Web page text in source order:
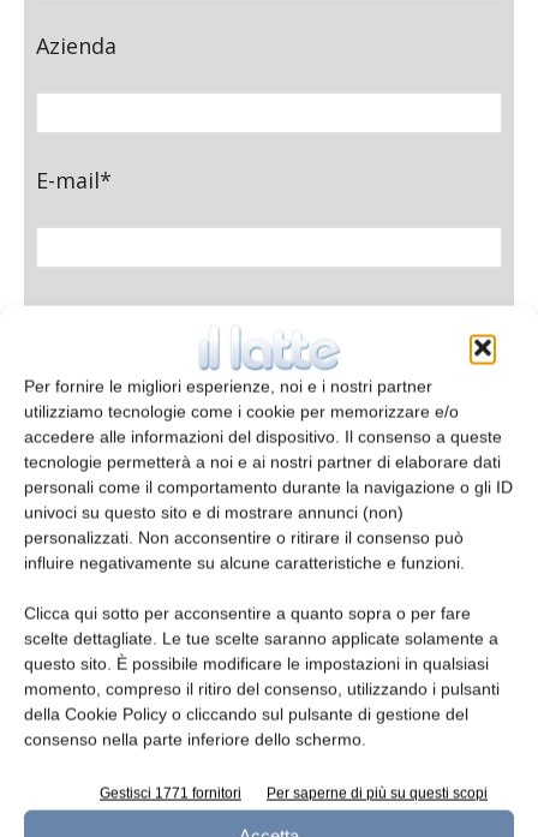
Per fornire le migliori esperienze, noi e i nostri partner
utilizziamo tecnologie come i cookie per memorizzare e/o
accedere alle informazioni del dispositivo. Il consenso a queste
tecnologie permetterà a noi e ai nostri partner di elaborare dati
personali come il comportamento durante la navigazione o gli ID
univoci su questo sito e di mostrare annunci (non)
personalizzati. Non acconsentire o ritirare il consenso può
influire negativamente su alcune caratteristiche e funzioni.
Clicca qui sotto per acconsentire a quanto sopra o per fare
scelte dettagliate. Le tue scelte saranno applicate solamente a
questo sito. È possibile modificare le impostazioni in qualsiasi
momento, compreso il ritiro del consenso, utilizzando i pulsanti
della Cookie Policy o cliccando sul pulsante di gestione del
consenso nella parte inferiore dello schermo.
Gestisci 1771 fornitori Per saperne di più su questi scopi
Azienda
E-mail*
Telefono
Oggetto